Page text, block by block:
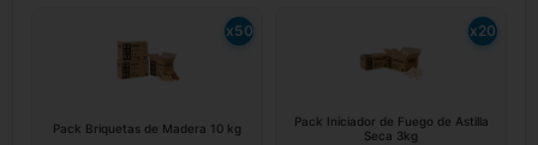
x50
Pack Briquetas de Madera 10 kg
x20
Pack Iniciador de Fuego de Astilla
Seca 3kg